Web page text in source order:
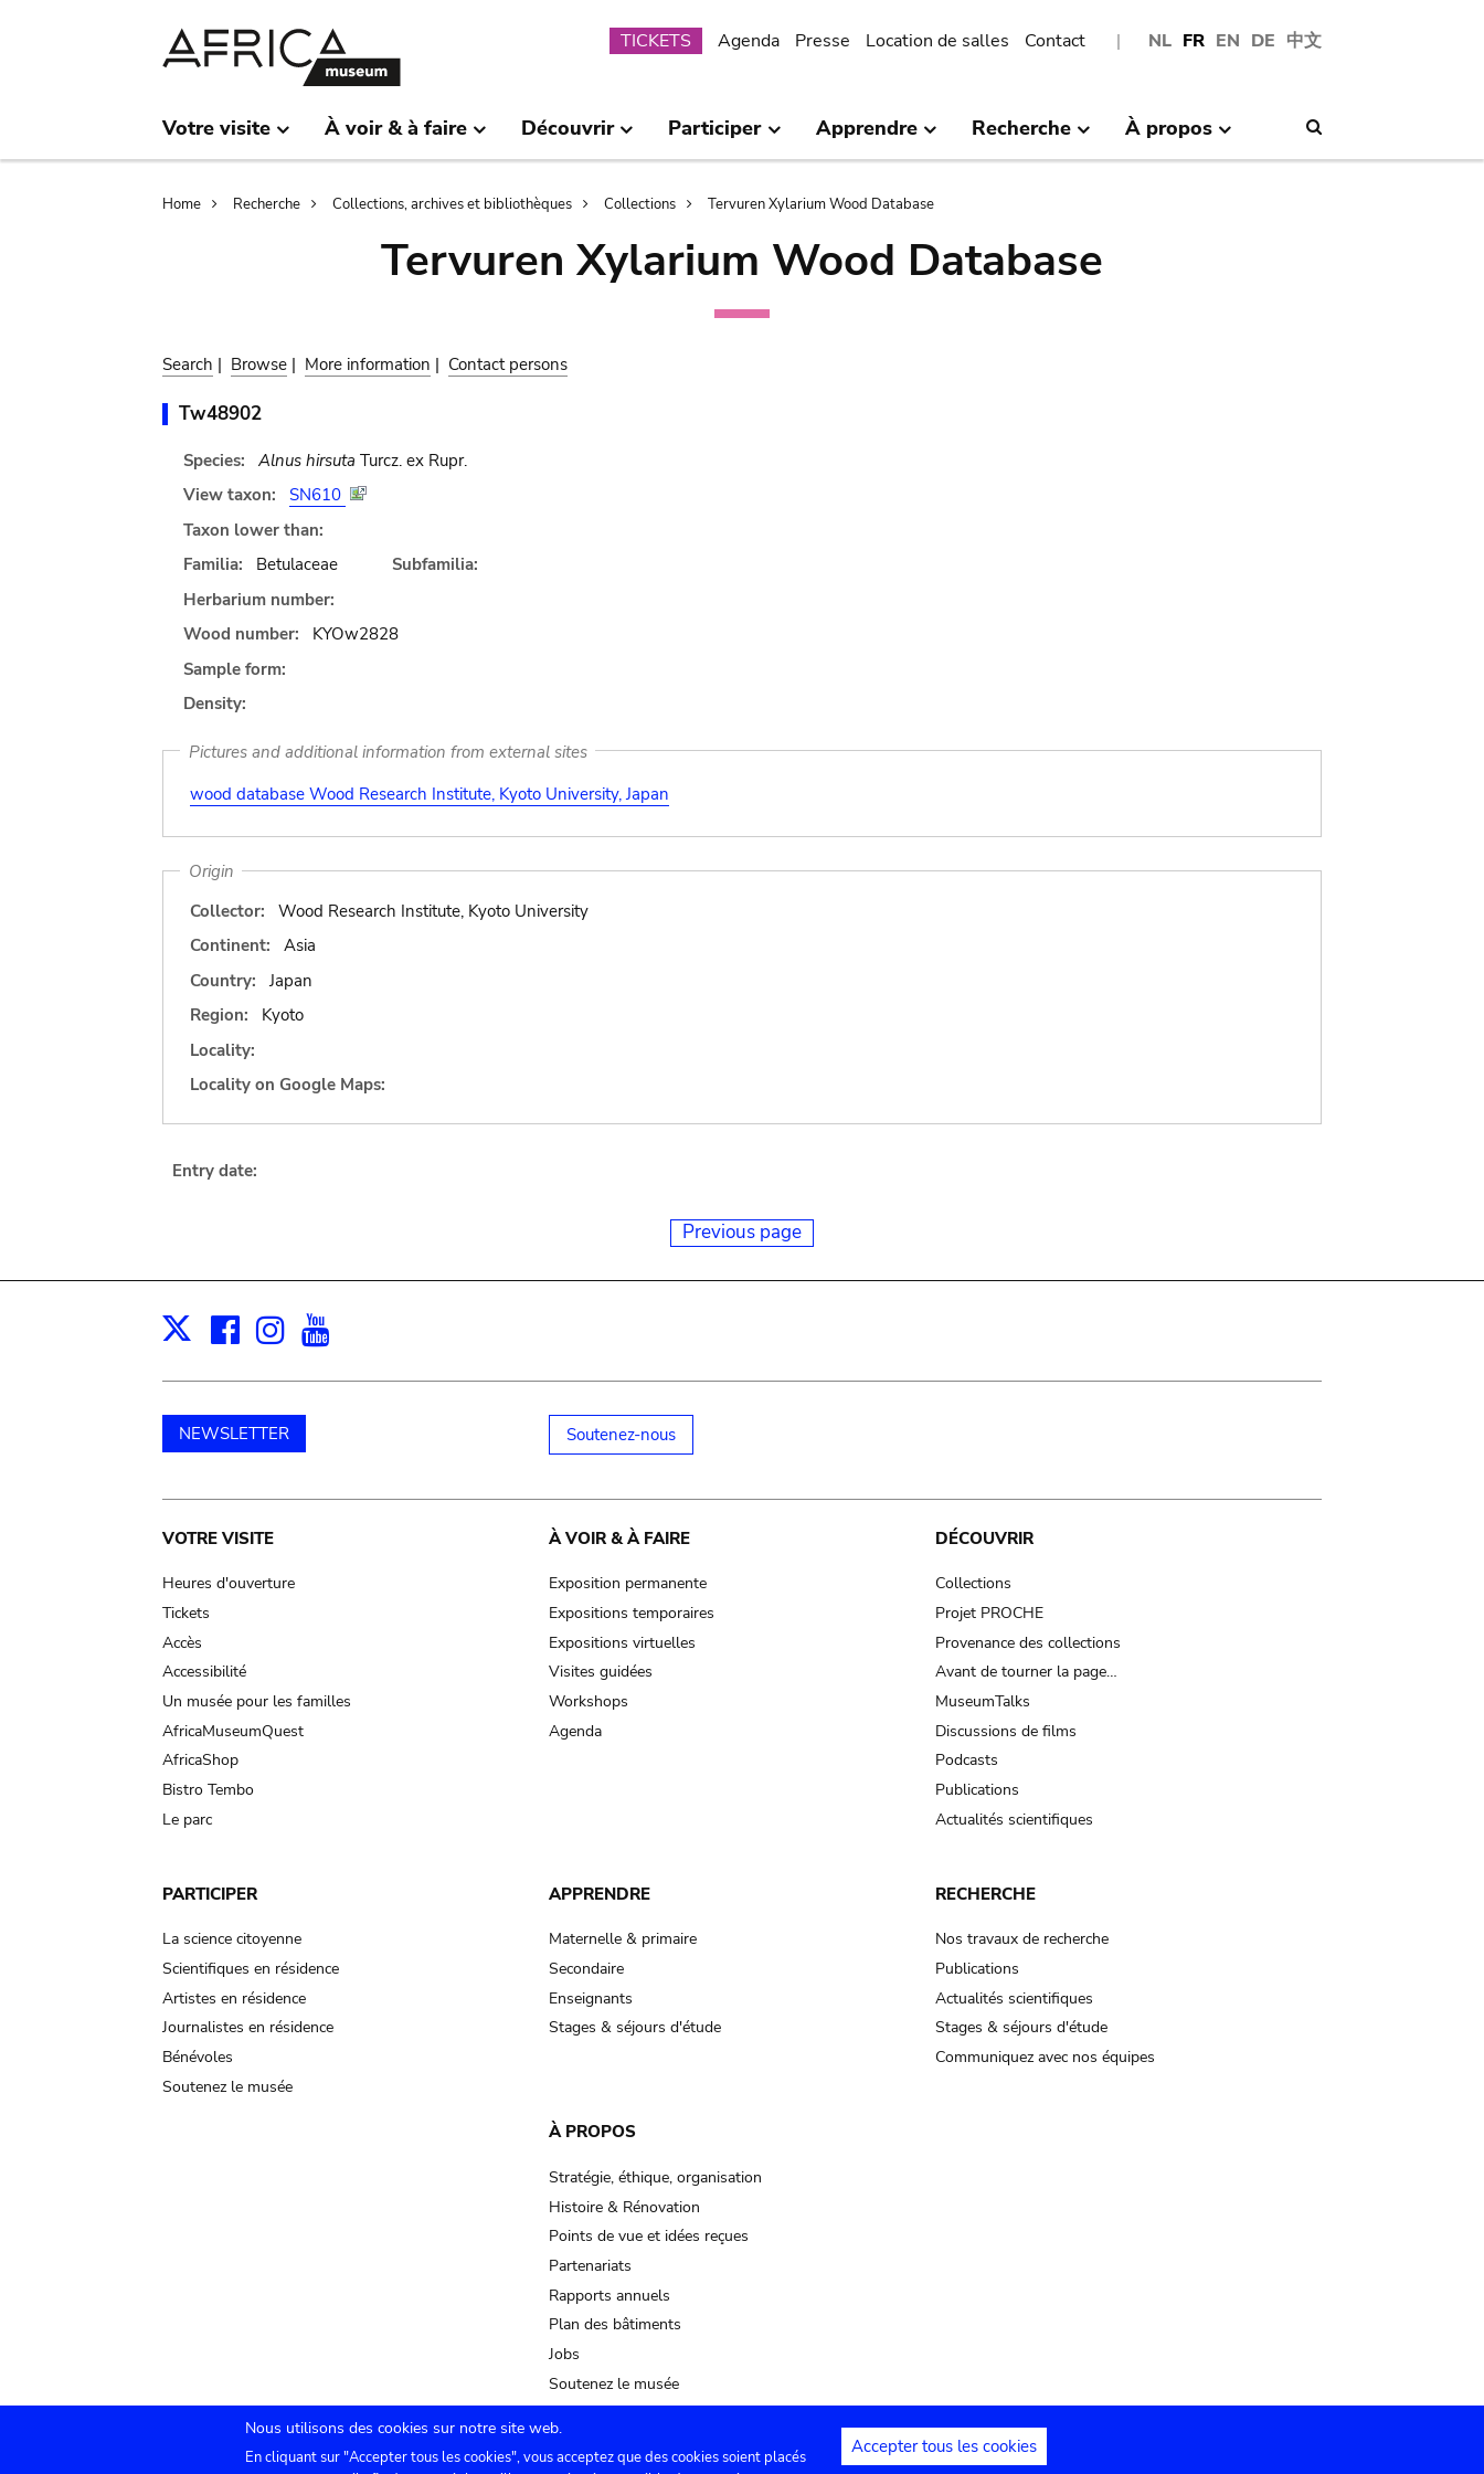
NL FR EN DE 中文
Submenu
TICKETS Agenda Presse Location de salles Contact
Votre visite À voir & à faire Découvrir Participer Apprendre Recherche À propos
Breadcrumb
Home Recherche Collections, archives et bibliothèques Collections Tervuren Xylarium Wood Database
Tervuren Xylarium Wood Database
Search | Browse | More information | Contact persons
Tw48902
Species: Alnus hirsuta Turcz. ex Rupr.
View taxon:
SN610
Taxon lower than:
Familia:
Betulaceae
Subfamilia:
Herbarium number:
Wood number:
KYOw2828
Sample form:
Density:
Pictures and additional information from external sites
wood database Wood Research Institute, Kyoto University, Japan
Origin
Collector:
Wood Research Institute, Kyoto University
Continent:
Asia
Country:
Japan
Region:
Kyoto
Locality:
Locality on Google Maps:
Entry date:
Previous page
X Facebook
Instagram
NEWSLETTER Soutenez-nous
Main
navigation
VOTRE VISITE
Heures d'ouverture
Tickets
Accès
Accessibilité
Un musée pour les familles
AfricaMuseumQuest
AfricaShop
Bistro Tembo
Le parc
À VOIR & À FAIRE
Exposition permanente
Expositions temporaires
Expositions virtuelles
Visites guidées
Workshops
Agenda
DÉCOUVRIR
Collections
Projet PROCHE
Provenance des collections
Avant de tourner la page…
MuseumTalks
Discussions de films
Podcasts
Publications
Actualités scientifiques
PARTICIPER
La science citoyenne
Scientifiques en résidence
Artistes en résidence
Journalistes en résidence
Bénévoles
Soutenez le musée
APPRENDRE
Maternelle & primaire
Secondaire
Enseignants
Stages & séjours d'étude
RECHERCHE
Nos travaux de recherche
Publications
Actualités scientifiques
Stages & séjours d'étude
Communiquez avec nos équipes
À PROPOS
Stratégie, éthique, organisation
Histoire & Rénovation
Points de vue et idées reçues
Partenariats
Rapports annuels
Plan des bâtiments
Jobs
Soutenez le musée
Nous utilisons des cookies sur notre site web.
En cliquant sur "Accepter tous les cookies", vous acceptez que des cookies soient placés
Accepter tous les cookies